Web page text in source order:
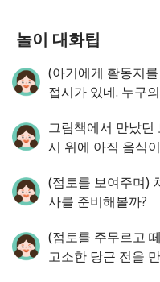
놀이 대화팁
(아기에게 활동지
접시가 있네. 누구
그림책에서 만났던
시 위에 아직 음식
(점토를 보여주며)
사를 준비해볼까?
(점토를 주무르고
고소한 당근 전을